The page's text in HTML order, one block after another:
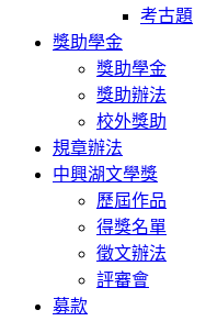
考古題
獎助學金
獎助學金
獎助辦法
校外獎助
規章辦法
中興湖文學獎
歷屆作品
得獎名單
徵文辦法
評審會
募款